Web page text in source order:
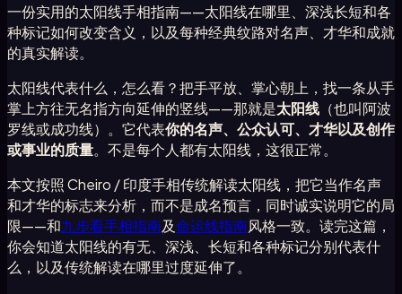
一份实用的太阳线手相指南——太阳线在哪里、深浅长短和各
种标记如何改变含义，以及每种经典纹路对名声、才华和成就
的真实解读。
太阳线代表什么，怎么看？把手平放、掌心朝上，找一条从手
掌上方往无名指方向延伸的竖线——那就是太阳线 （也叫阿波
罗线或成功线）。它代表你的名声、公众认可、才华以及创作
或事业的质量。不是每个人都有太阳线，这很正常。
本文按照 Cheiro / 印度手相传统解读太阳线，把它当作名声
和才华的标志来分析，而不是成名预言，同时诚实说明它的局
限——和九步看手相指南及命运线指南风格一致。读完这篇，
你会知道太阳线的有无、深浅、长短和各种标记分别代表什
么，以及传统解读在哪里过度延伸了。